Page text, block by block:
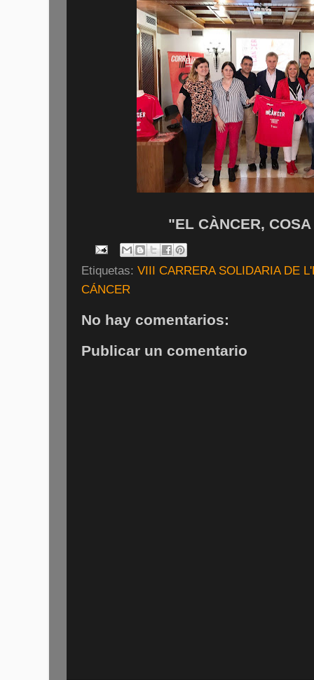
"EL CÀNCER,
Etiquetas: VIII CARRERA SOLIDARIA DE
CÁNCER
No hay comentarios:
Publicar un comentario